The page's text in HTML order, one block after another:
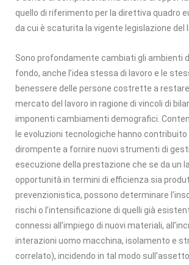
quello di riferimento per la direttiva quadro
da cui è scaturita la vigente legislazione del
Sono profondamente cambiati gli ambienti
fondo, anche l’idea stessa di lavoro e le
benessere delle persone costrette a restare
mercato del lavoro in ragione di vincoli di
imponenti cambiamenti demografici.
le evoluzioni tecnologiche hanno contribuito
dirompente a fornire nuovi strumenti di
esecuzione della prestazione che se da un
opportunità in termini di efficienza sia
prevenzionistica, possono determinare
rischi o l’intensificazione di quelli già
connessi all’impiego di nuovi materiali,
interazioni uomo macchina, isolamento e
correlato), incidendo in tal modo